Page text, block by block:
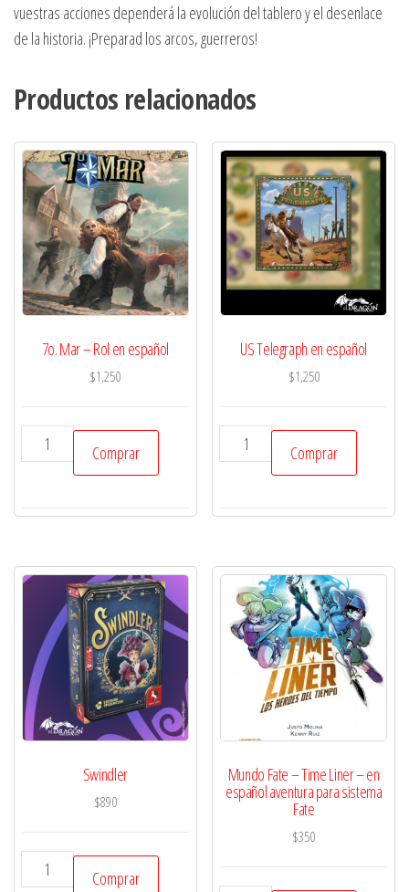
vuestras acciones dependerá la evolución del tablero y el desenlace
de la historia. ¡Preparad los arcos, guerreros!
Productos relacionados
7o. Mar – Rol en español
$1,250
7o.
Mar
Rol
español
cantidad
Comprar
US Telegraph en español
$1,250
US
Telegraph
español
Comprar
Swindler
$890
Swindler
Comprar
Mundo Fate – Time Liner – en
español aventura para sistema
Fate
$350